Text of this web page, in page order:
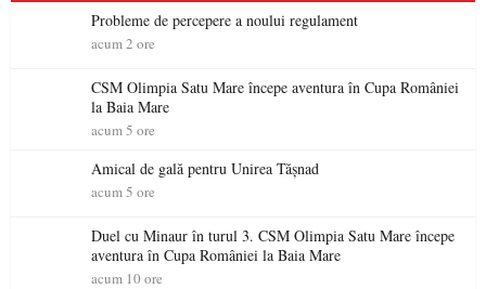
Probleme de percepere a noului regulament
acum 2 ore
CSM Olimpia Satu Mare începe aventura în Cupa României
la Baia Mare
acum 5 ore
Amical de gală pentru Unirea Tășnad
acum 5 ore
Duel cu Minaur în turul 3. CSM Olimpia Satu Mare începe
aventura în Cupa României la Baia Mare
acum 10 ore